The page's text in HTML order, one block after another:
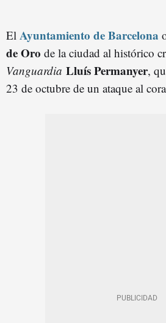
El Ayuntamiento de Barcelona
de Oro de la ciudad al histórico
Vanguardia Lluís Permanyer,
23 de octubre de un ataque al